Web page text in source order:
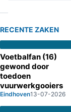
RECENTE ZAKEN
Voetbalfan (16)
gewond door
toedoen
vuurwerkgooiers
Eindhoven13-07-2026